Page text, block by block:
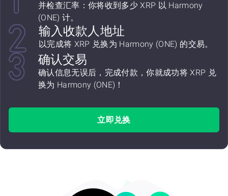
并检查汇率：你将收到多少 XRP 以 Harmony
(ONE) 计。
输入收款人地址
以完成将 XRP 兑换为 Harmony (ONE) 的交易。
确认交易
确认信息无误后，完成付款，你就成功将 XRP 兑
换为 Harmony (ONE)！
立即兑换